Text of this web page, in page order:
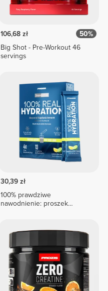
106,68 zł
50%
Big Shot - Pre-Workout 46
servings
30,39 zł
100% prawdziwe
nawodnienie: proszek